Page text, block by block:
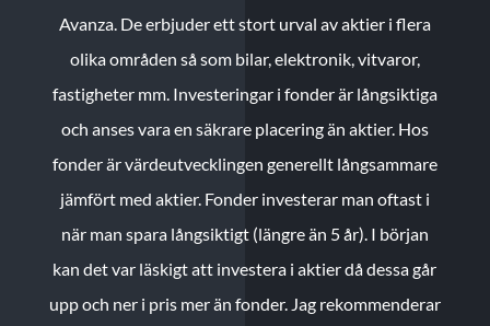
Avanza. De erbjuder ett stort urval av aktier i flera
olika områden så som bilar, elektronik, vitvaror,
fastigheter mm. Investeringar i fonder är långsiktiga
och anses vara en säkrare placering än aktier. Hos
fonder är värdeutvecklingen generellt långsammare
jämfört med aktier. Fonder investerar man oftast i
när man spara långsiktigt (längre än 5 år). I början
kan det var läskigt att investera i aktier då dessa går
upp och ner i pris mer än fonder. Jag rekommenderar